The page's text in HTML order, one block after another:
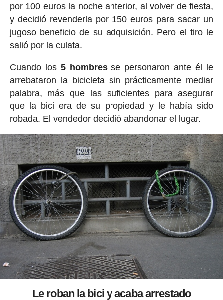
por 100 euros la noche anterior, al volver de fiesta,
y decidió revenderla por 150 euros para sacar un
jugoso beneficio de su adquisición. Pero el tiro le
salió por la culata.
Cuando los 5 hombresse personaron ante él le
arrebataron la bicicleta sin prácticamente mediar
palabra, más que las suficientes para asegurar
que la bici era de su propiedad y le había sido
robada. El vendedor decidió abandonar el lugar.
Le roban la bici y acaba arrestado